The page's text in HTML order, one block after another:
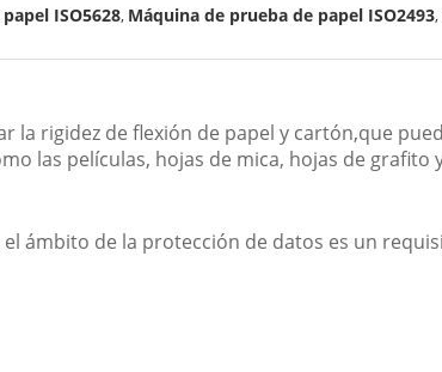
ISO5628, Máquina de prueba de papel ISO2493,
la rigidez de flexión de papel y cartón,que
las películas, hojas de mica, hojas de grafito
ámbito de la protección de datos es un